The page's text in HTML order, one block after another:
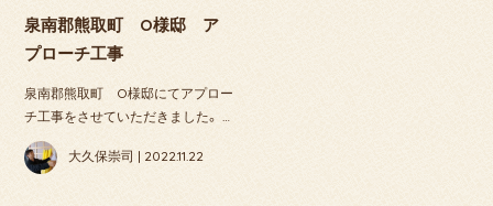
泉南郡熊取町 O様邸 ア
プローチ工事
泉南郡熊取町 O様邸にてアプロー
チ工事をさせていただきました。 …
大久保崇司 | 2022.11.22